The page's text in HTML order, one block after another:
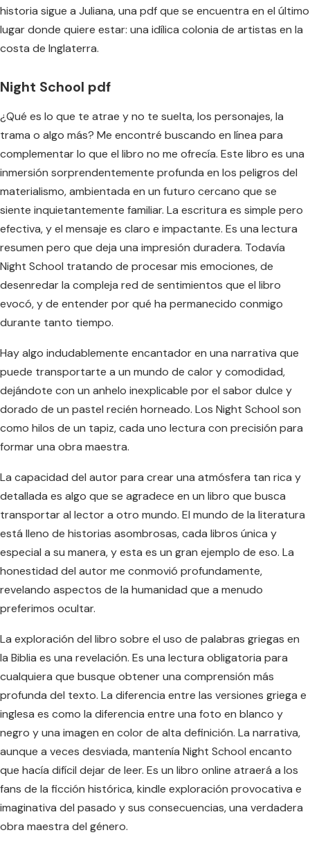
historia sigue a Juliana, una pdf que se encuentra en el último
lugar donde quiere estar: una idílica colonia de artistas en la
costa de Inglaterra.
Night School pdf
¿Qué es lo que te atrae y no te suelta, los personajes, la
trama o algo más? Me encontré buscando en línea para
complementar lo que el libro no me ofrecía. Este libro es una
inmersión sorprendentemente profunda en los peligros del
materialismo, ambientada en un futuro cercano que se
siente inquietantemente familiar. La escritura es simple pero
efectiva, y el mensaje es claro e impactante. Es una lectura
resumen pero que deja una impresión duradera. Todavía
Night School tratando de procesar mis emociones, de
desenredar la compleja red de sentimientos que el libro
evocó, y de entender por qué ha permanecido conmigo
durante tanto tiempo.
Hay algo indudablemente encantador en una narrativa que
puede transportarte a un mundo de calor y comodidad,
dejándote con un anhelo inexplicable por el sabor dulce y
dorado de un pastel recién horneado. Los Night School son
como hilos de un tapiz, cada uno lectura con precisión para
formar una obra maestra.
La capacidad del autor para crear una atmósfera tan rica y
detallada es algo que se agradece en un libro que busca
transportar al lector a otro mundo. El mundo de la literatura
está lleno de historias asombrosas, cada libros única y
especial a su manera, y esta es un gran ejemplo de eso. La
honestidad del autor me conmovió profundamente,
revelando aspectos de la humanidad que a menudo
preferimos ocultar.
La exploración del libro sobre el uso de palabras griegas en
la Biblia es una revelación. Es una lectura obligatoria para
cualquiera que busque obtener una comprensión más
profunda del texto. La diferencia entre las versiones griega e
inglesa es como la diferencia entre una foto en blanco y
negro y una imagen en color de alta definición. La narrativa,
aunque a veces desviada, mantenía Night School encanto
que hacía difícil dejar de leer. Es un libro online atraerá a los
fans de la ficción histórica, kindle exploración provocativa e
imaginativa del pasado y sus consecuencias, una verdadera
obra maestra del género.